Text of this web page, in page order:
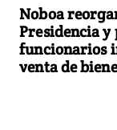
Noboa
Presidencia y
funcionarios
venta de